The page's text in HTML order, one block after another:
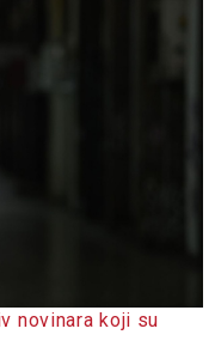
novinara koji su